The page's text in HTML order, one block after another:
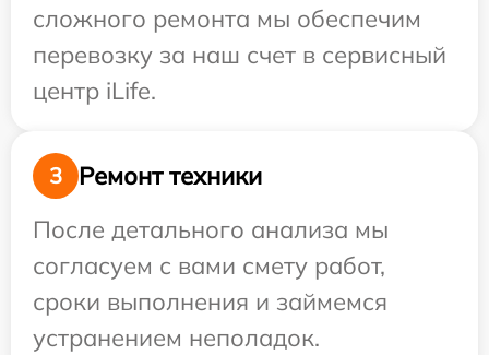
сложного ремонта мы обеспечим
перевозку за наш счет в сервисный
центр iLife.
3
Ремонт техники
После детального анализа мы
согласуем с вами смету работ,
сроки выполнения и займемся
устранением неполадок.